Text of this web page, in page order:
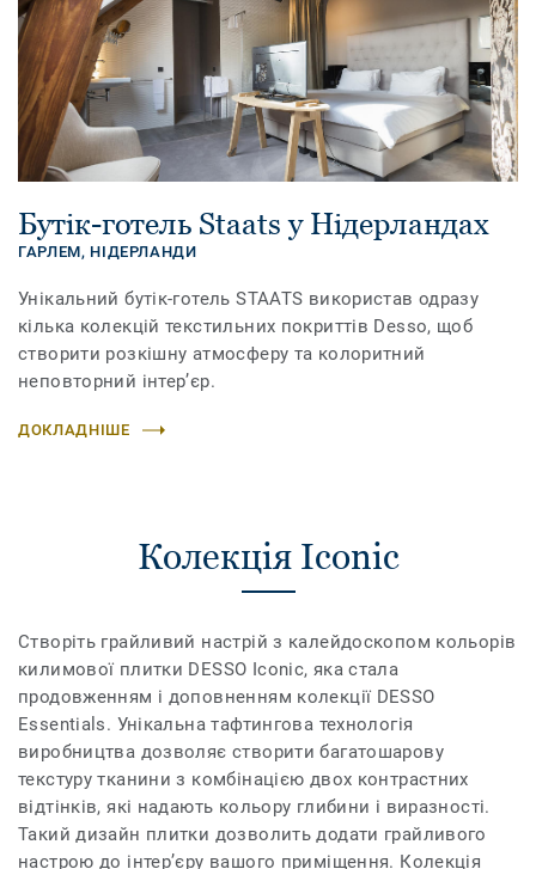
Бутік-готель Staats у Нідерландах
ГАРЛЕМ, НІДЕРЛАНДИ
Унікальний бутік-готель STAATS використав одразу
кілька колекцій текстильних покриттів Desso, щоб
створити розкішну атмосферу та колоритний
неповторний інтер’єр.
ДОКЛАДНІШЕ
Колекція Iconic
Створіть грайливий настрій з калейдоскопом кольорів
килимової плитки DESSO Iconic, яка стала
продовженням і доповненням колекції DESSO
Essentials. Унікальна тафтингова технологія
виробництва дозволяє створити багатошарову
текстуру тканини з комбінацією двох контрастних
відтінків, які надають кольору глибини і виразності.
Такий дизайн плитки дозволить додати грайливого
настрою до інтер’єру вашого приміщення. Колекція